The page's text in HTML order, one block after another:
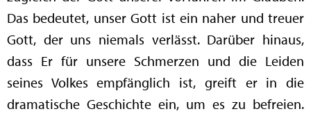
Das bedeutet, unser Gott ist ein naher und treuer
Gott, der uns niemals verlässt. Darüber hinaus,
dass Er für unsere Schmerzen und die Leiden
seines Volkes empfänglich ist, greift er in die
dramatische Geschichte ein, um es zu befreien.